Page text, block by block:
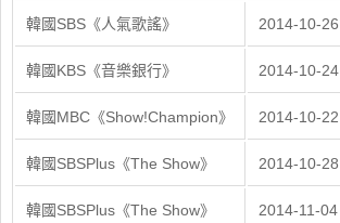
韓國SBS《人氣歌謠》 2014-10-26
韓國KBS《音樂銀行》 2014-10-24
韓國MBC《Show!Champion》 2014-10-22
韓國SBSPlus《The Show》 2014-10-28
韓國SBSPlus《The Show》 2014-11-04